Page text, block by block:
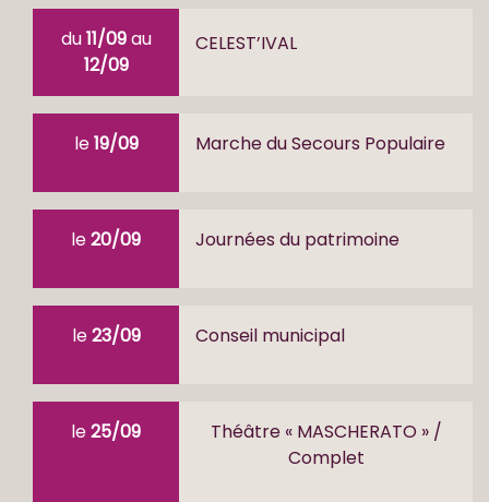
du11/09au
12/09
CELEST’IVAL
le19/09 Marche du Secours Populaire
le20/09 Journées du patrimoine
le23/09 Conseil municipal
le25/09
Théâtre « MASCHERATO » /
Complet